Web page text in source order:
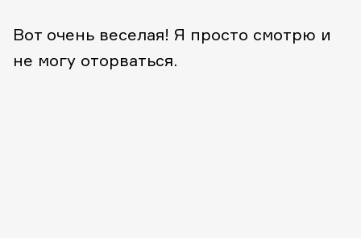
Вот очень веселая! Я просто смотрю и
не могу оторваться.